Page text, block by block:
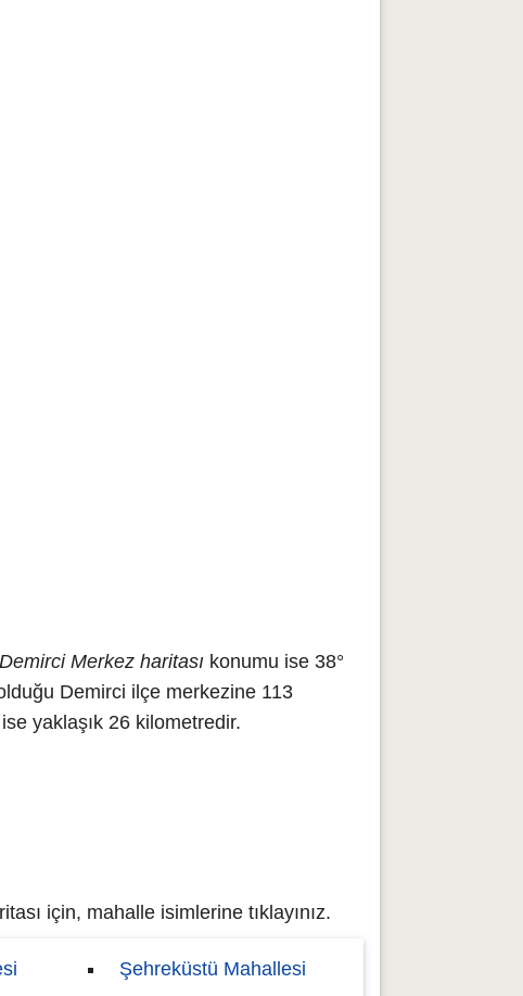
Demirci Merkez haritası konumu ise 38°
Demirci ilçe merkezine 113
yaklaşık 26 kilometredir.
için, mahalle isimlerine tıklayınız.
Şehreküstü Mahallesi